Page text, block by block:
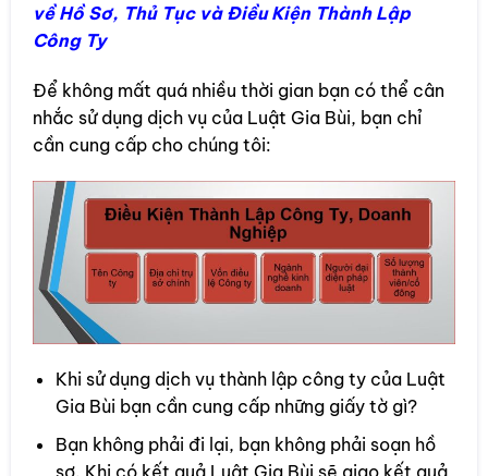
về Hồ Sơ, Thủ Tục và Điều Kiện Thành Lập
Công Ty
Để không mất quá nhiều thời gian bạn có thể cân
nhắc sử dụng dịch vụ của Luật Gia Bùi, bạn chỉ
cần cung cấp cho chúng tôi:
Khi sử dụng dịch vụ thành lập công ty của Luật
Gia Bùi bạn cần cung cấp những giấy tờ gì?
Bạn không phải đi lại, bạn không phải soạn hồ
sơ. Khi có kết quả Luật Gia Bùi sẽ giao kết quả